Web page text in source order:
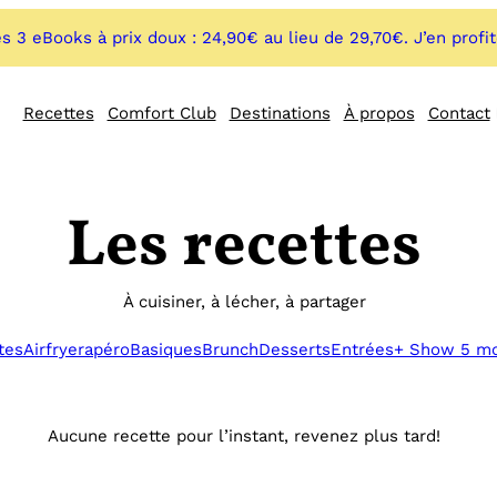
3 eBooks à prix doux : 24,90€ au lieu de 29,70€. J’en
Recettes Comfort Club Destinations À propos Contact
Les recettes
À cuisiner, à lécher, à partager
AirfryerapéroBasiquesBrunchDessertsEntrées+ Show 5
Aucune recette pour l’instant, revenez plus tard!